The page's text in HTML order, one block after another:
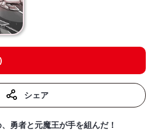
シェア
勇者と元魔王が手を組んだ！